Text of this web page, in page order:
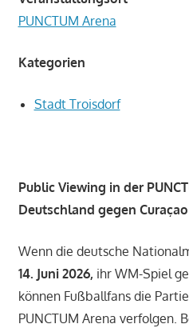
PUNCTUM Arena
Kategorien
Stadt Troisdorf
Public Viewing in der
Deutschland gegen
Wenn die deutsche
14. Juni 2026, ihr WM-Spiel
können Fußballfans die
PUNCTUM Arena verfolgen.